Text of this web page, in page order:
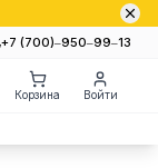
+7 (700)‒950‒99‒13
Корзина Войти